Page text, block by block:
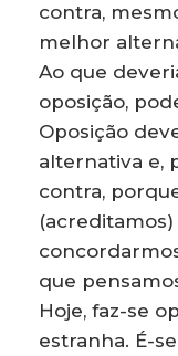
contra,
melhor
Ao que
oposição,
Oposição
alternativa e,
contra,
que
Hoje, faz-se
estranha. É-